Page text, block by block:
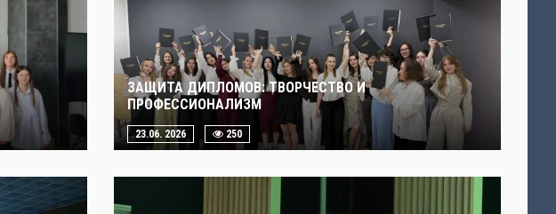
ЗАЩИТА ДИПЛОМОВ: ТВОРЧЕСТВО И
ПРОФЕССИОНАЛИЗМ
23.06. 2026 250